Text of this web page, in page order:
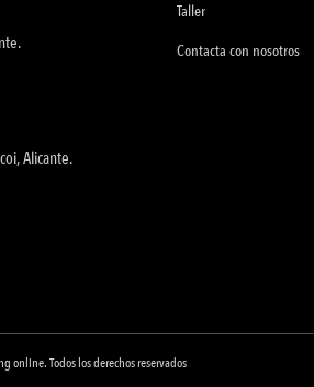
Alicante.
Taller
Contacta con nosotros
online. Todos los derechos reservados